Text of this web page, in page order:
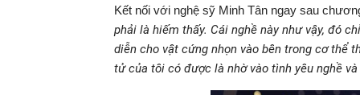
Kết nối với nghệ sỹ Minh Tân ngay sau
phải là hiếm thấy. Cái nghề này như vậy, đó
diễn cho vật cứng nhọn vào bên trong cơ thể
tử của tôi có được là nhờ vào tình yêu nghề